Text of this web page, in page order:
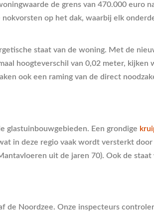
de grens van 470.000 euro
op het dak, waarbij elk
staat van de woning. Met de
hoogteverschil van 0,02 meter, kijken
ook een raming van de direct
glastuinbouwgebieden. Een grondige
in deze regio vaak wordt versterkt
uit de jaren 70). Ook de
Noordzee. Onze inspecteurs